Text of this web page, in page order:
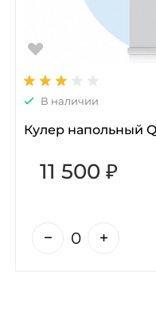
В наличии
Кулер напольный
11 500 ₽